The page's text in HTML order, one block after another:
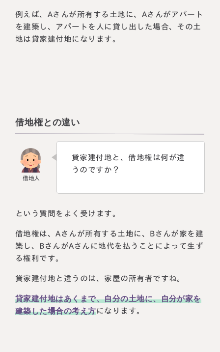
例えば、Aさんが所有する土地に、Aさんがアパート
を建築し、アパートを人に貸し出した場合、その土
地は貸家建付地になります。
借地権との違い
貸家建付地と、借地権は何が違
うのですか？
という質問をよく受けます。
借地権は、Aさんが所有する土地に、Bさんが家を建
築し、BさんがAさんに地代を払うことによって生ず
る権利です。
貸家建付地と違うのは、家屋の所有者ですね。
貸家建付地はあくまで、自分の土地に、自分が家を
建築した場合の考え方になります。